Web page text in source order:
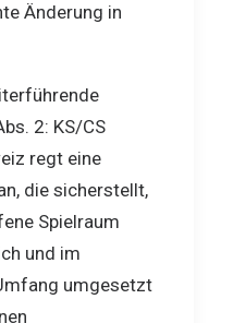
Änderung in
2: KS/CS
regt eine
die sicherstellt,
Spielraum
und im
umgesetzt